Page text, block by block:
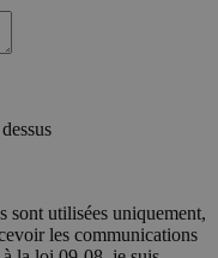
sont utilisées uniquement,
les communications